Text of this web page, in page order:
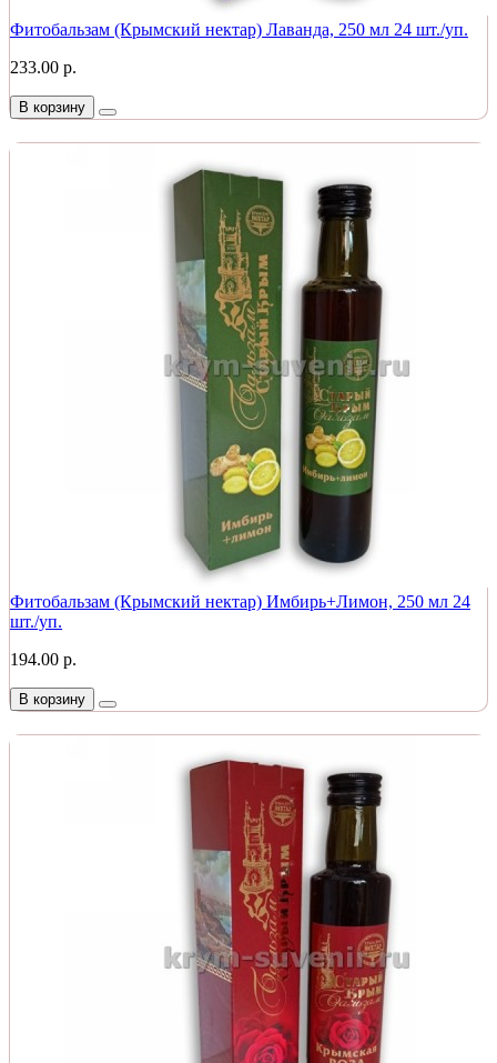
Фитобальзам (Крымский нектар) Лаванда, 250 мл 24 шт./уп.
233.00 р.
В корзину
Фитобальзам (Крымский нектар) Имбирь+Лимон, 250 мл 24
шт./уп.
194.00 р.
В корзину